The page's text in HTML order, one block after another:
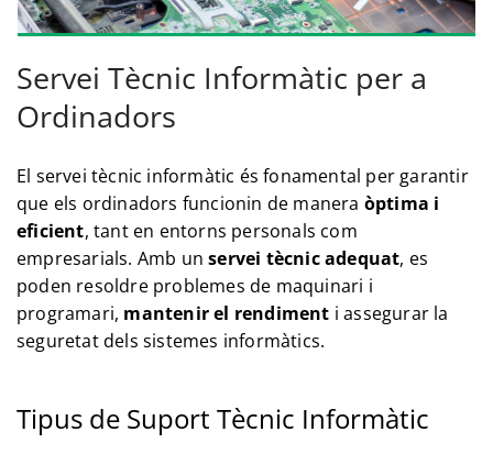
Servei Tècnic Informàtic per a
Ordinadors
El servei tècnic informàtic és fonamental per garantir
que els ordinadors funcionin de manera òptima i
eficient, tant en entorns personals com
empresarials. Amb unservei tècnic adequat, es
poden resoldre problemes de maquinari i
programari, mantenir el rendiment i assegurar la
seguretat dels sistemes informàtics.
Tipus de Suport Tècnic Informàtic